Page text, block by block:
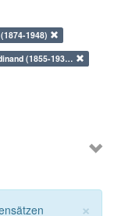
1948)
(1855-193…
×